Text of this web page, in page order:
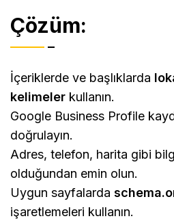
Çözüm:
İçeriklerde ve başlıklarda
kelimeler kullanın.
Google Business Profile
doğrulayın.
Adres, telefon, harita gibi
olduğundan emin olun.
Uygun sayfalarda
işaretlemeleri kullanın.